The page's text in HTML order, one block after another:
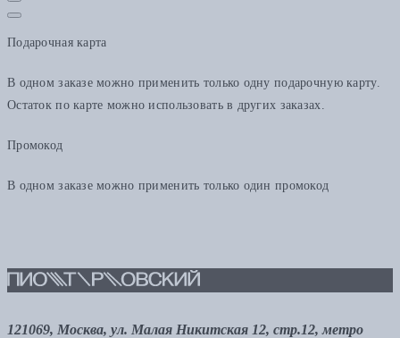
Подарочная карта
В одном заказе можно применить только одну подарочную карту.
Остаток по карте можно использовать в других заказах.
Промокод
В одном заказе можно применить только один промокод
121069, Москва, ул. Малая Никитская 12, стр.12, метро